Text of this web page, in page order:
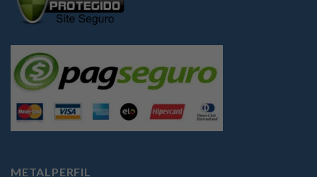
METALPERFIL